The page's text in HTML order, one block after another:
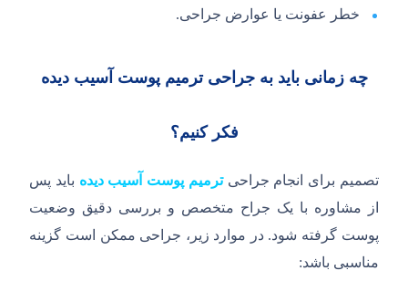
خطر عفونت یا عوارض جراحی.
چه زمانی باید به جراحی ترمیم پوست آسیب دیده
فکر کنیم؟
تصمیم برای انجام جراحیترمیم پوست آسیب دیده باید پس
از مشاوره با یک جراح متخصص و بررسی دقیق وضعیت
پوست گرفته شود. در موارد زیر، جراحی ممکن است گزینه
مناسبی باشد: